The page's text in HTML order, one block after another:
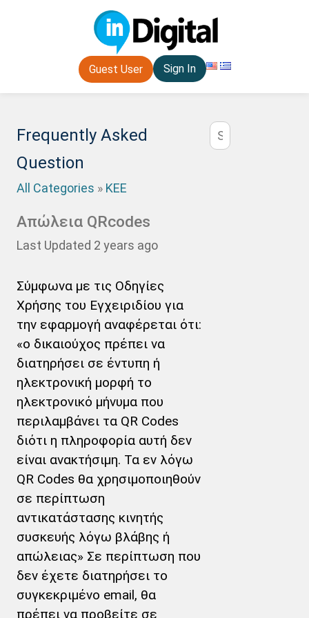
Guest User Sign In
Frequently Asked
Question
All Categories » ΚΕΕ
Απώλεια QRcodes
Last Updated 2 years ago
Σύμφωνα με τις Οδηγίες
Χρήσης του Εγχειριδίου για
την εφαρμογή αναφέρεται ότι:
«ο δικαιούχος πρέπει να
διατηρήσει σε έντυπη ή
ηλεκτρονική μορφή το
ηλεκτρονικό μήνυμα που
περιλαμβάνει τα QR Codes
διότι η πληροφορία αυτή δεν
είναι ανακτήσιμη. Τα εν λόγω
QR Codes θα χρησιμοποιηθούν
σε περίπτωση
αντικατάστασης κινητής
συσκευής λόγω βλάβης ή
απώλειας» Σε περίπτωση που
δεν έχετε διατηρήσει το
συγκεκριμένο email, θα
πρέπει να προβείτε σε